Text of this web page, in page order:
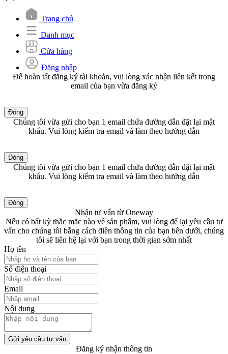
Trang chủ
Danh mục
Cửa hàng
Đăng nhập
Để hoàn tất đăng ký tài khoản, vui lòng xác nhận liên kết trong
email của bạn vừa đăng ký
Đóng
Chúng tôi vừa gửi cho bạn 1 email chứa đường dẫn đặt lại mật
khẩu. Vui lòng kiểm tra email và làm theo hướng dẫn
Đóng
Chúng tôi vừa gửi cho bạn 1 email chứa đường dẫn đặt lại mật
khẩu. Vui lòng kiểm tra email và làm theo hướng dẫn
Đóng
Nhận tư vấn từ Oneway
Nếu có bất kỳ thắc mắc nào về sản phẩm, vui lòng để lại yêu cầu tư
vấn cho chúng tôi bằng cách điền thông tin của bạn bên dưới, chúng
tôi sẽ liên hệ lại với bạn trong thời gian sớm nhất
Họ tên
Số điện thoại
Email
Nội dung
Gửi yêu cầu tư vấn
Đăng ký nhận thông tin